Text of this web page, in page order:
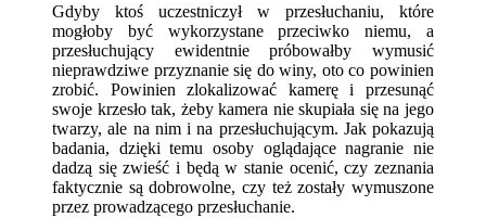
Gdyby ktoś uczestniczył w przesłuchaniu, które
mogłoby być wykorzystane przeciwko niemu, a
przesłuchujący ewidentnie próbowałby wymusić
nieprawdziwe przyznanie się do winy, oto co powinien
zrobić. Powinien zlokalizować kamerę i przesunąć
swoje krzesło tak, żeby kamera nie skupiała się na jego
twarzy, ale na nim i na przesłuchującym. Jak pokazują
badania, dzięki temu osoby oglądające nagranie nie
dadzą się zwieść i będą w stanie ocenić, czy zeznania
faktycznie są dobrowolne, czy też zostały wymuszone
przez prowadzącego przesłuchanie.